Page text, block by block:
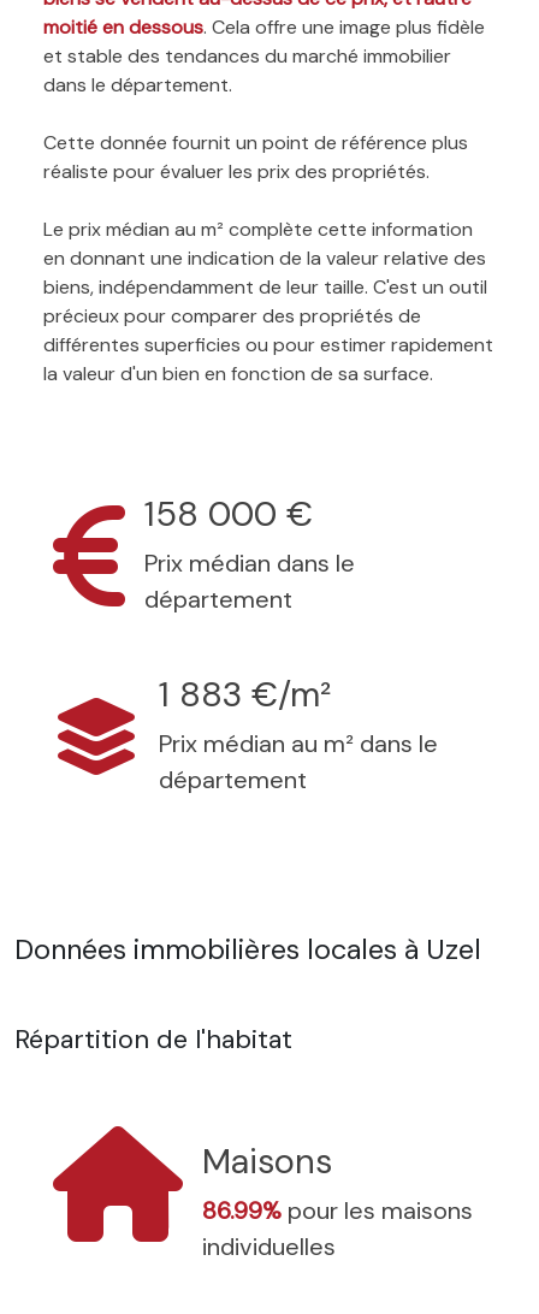
moitié en dessous. Cela offre une image plus fidèle
et stable des tendances du marché immobilier
dans le département.
Cette donnée fournit un point de référence plus
réaliste pour évaluer les prix des propriétés.
Le prix médian au m² complète cette information
en donnant une indication de la valeur relative des
biens, indépendamment de leur taille. C'est un outil
précieux pour comparer des propriétés de
différentes superficies ou pour estimer rapidement
la valeur d'un bien en fonction de sa surface.
158 000 €
Prix médian dans le
département
1 883 €/m²
Prix médian au m² dans le
département
Données immobilières locales à Uzel
Répartition de l'habitat
Maisons
86.99% pour les maisons
individuelles